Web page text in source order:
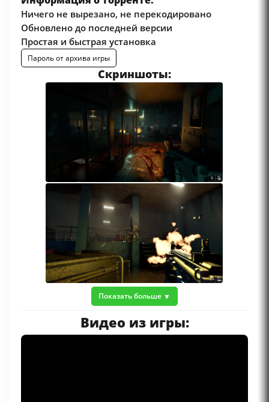
Ничего не вырезано, не перекодировано
Обновлено до последней версии
Простая и быстрая установка
Пароль от архива игры
Скриншоты:
Показать больше
Видео из игры: